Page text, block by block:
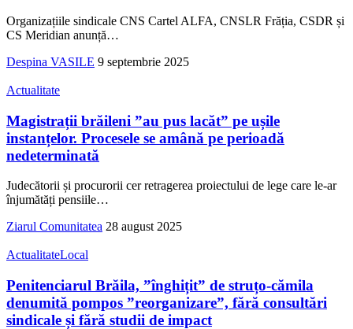
Organizațiile sindicale CNS Cartel ALFA, CNSLR Frăția, CSDR și
CS Meridian anunță…
Despina VASILE 9 septembrie 2025
Actualitate
Magistrații brăileni ”au pus lacăt” pe ușile
instanțelor. Procesele se amână pe perioadă
nedeterminată
Judecătorii și procurorii cer retragerea proiectului de lege care le-ar
înjumătăți pensiile…
Ziarul Comunitatea 28 august 2025
ActualitateLocal
Penitenciarul Brăila, ”înghițit” de struțo-cămila
denumită pompos ”reorganizare”, fără consultări
sindicale și fără studii de impact